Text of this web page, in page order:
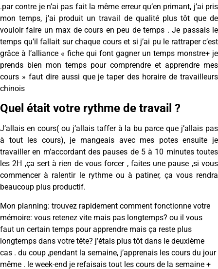
.par contre je n’ai pas fait la même erreur qu’en primant, j’ai pris
mon temps, j’ai produit un travail de qualité plus tôt que de
vouloir faire un max de cours en peu de temps . Je passais le
temps qu’il fallait sur chaque cours et si j’ai pu le rattraper c’est
grâce à l’alliance « fiche qui font gagner un temps monstre+ je
prends bien mon temps pour comprendre et apprendre mes
cours » faut dire aussi que je taper des horaire de travailleurs
chinois
Quel était votre rythme de travail ?
J’allais en cours( ou j’allais taffer à la bu parce que j’allais pas
à tout les cours), je mangeais avec mes potes ensuite je
travailler en m’accordant des pauses de 5 à 10 minutes toutes
les 2H ,ça sert à rien de vous forcer , faites une pause ,si vous
commencer à ralentir le rythme ou à patiner, ça vous rendra
beaucoup plus productif.
Mon planning: trouvez rapidement comment fonctionne votre
mémoire: vous retenez vite mais pas longtemps? ou il vous
faut un certain temps pour apprendre mais ça reste plus
longtemps dans votre tête? j’étais plus tôt dans le deuxième
cas . du coup ,pendant la semaine, j’apprenais les cours du jour
même . le week-end je refaisais tout les cours de la semaine +